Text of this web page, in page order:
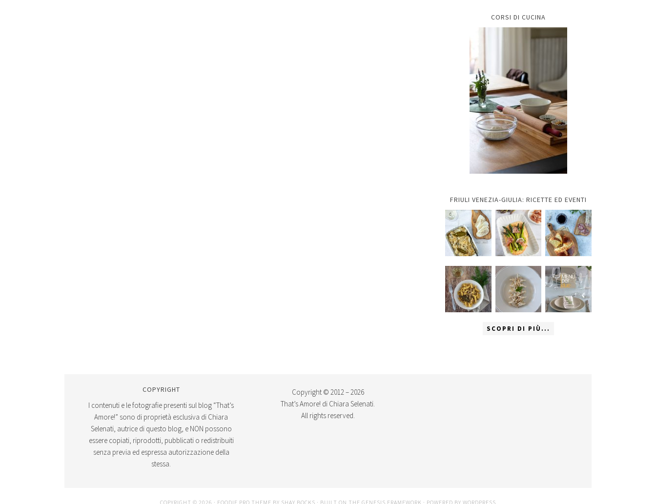
CORSI DI CUCINA
FRIULI VENEZIA-GIULIA: RICETTE ED EVENTI
SCOPRI DI PIÙ...
COPYRIGHT
I contenuti e le fotografie presenti sul blog “That’s
Amore!” sono di proprietà esclusiva di Chiara
Selenati, autrice di questo blog, e NON possono
essere copiati, riprodotti, pubblicati o redistribuiti
senza previa ed espressa autorizzazione della
stessa.
Copyright © 2012 – 2026
That’s Amore! di Chiara Selenati.
All rights reserved.
COPYRIGHT © 2026 · FOODIE PRO THEME BY SHAY BOCKS · BUILT ON THE GENESIS FRAMEWORK · POWERED BY WORDPRESS